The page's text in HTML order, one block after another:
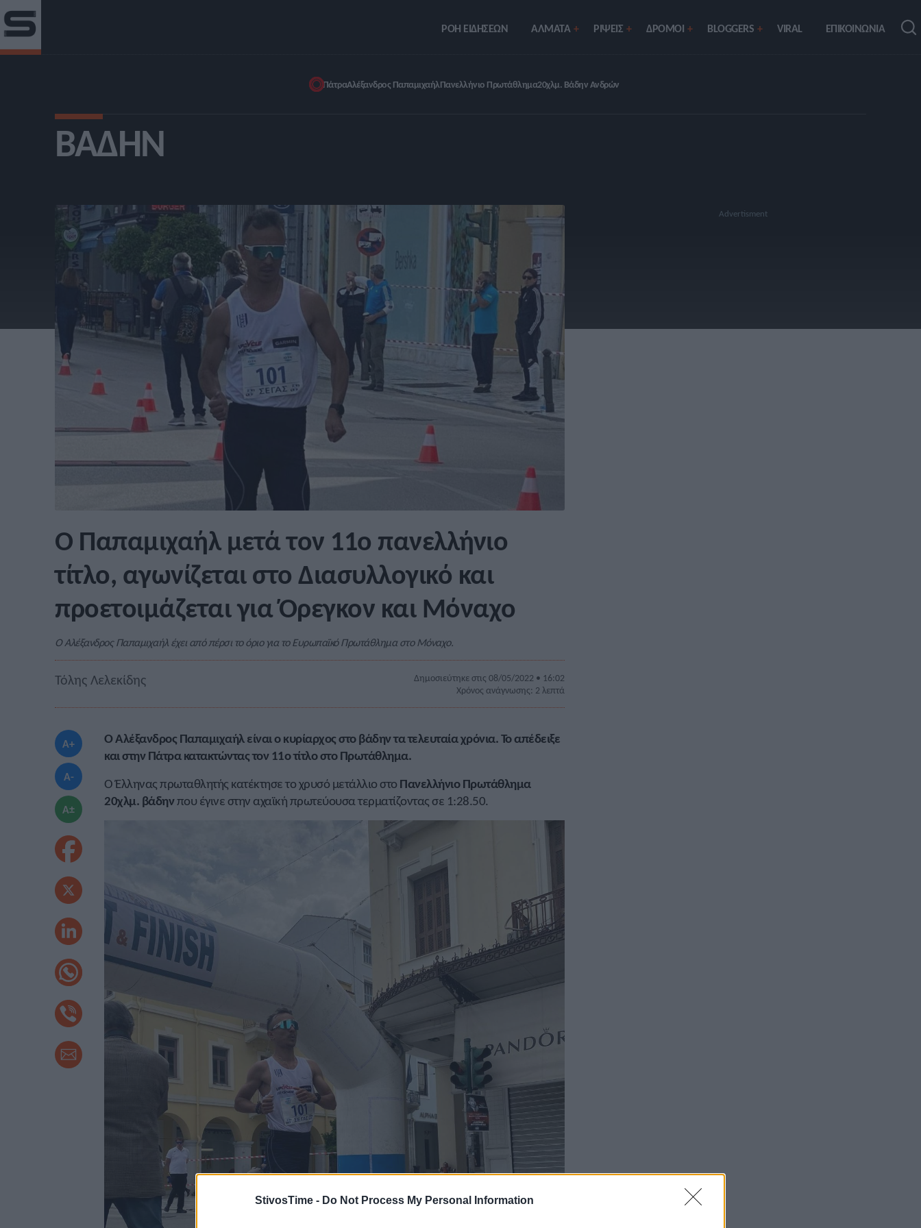
StivosTime - Do Not Process My Personal Information
ΡΟΗ ΕΙΔΗΣΕΩΝ ΑΛΜΑΤΑ ΡIΨΕΙΣ ΔΡΟΜΟΙ BLOGGERS VIRAL ΕΠΙΚΟΙΝΩΝΙΑ
ΠάτραΑλέξανδρος ΠαπαμιχαήλΠανελλήνιο Πρωτάθλημα20χλμ. Βάδην Ανδρών
ΒΆΔΗΝ
Ο Παπαμιχαήλ μετά τον 11ο πανελλήνιο
τίτλο, αγωνίζεται στο Διασυλλογικό και
προετοιμάζεται για Όρεγκον και Μόναχο
Ο Αλέξανδρος Παπαμιχαήλ έχει από πέρσι το όριο για το Ευρωπαϊκό Πρωτάθλημα στο Μόναχο.
Τόλης Λελεκίδης
Δημοσιεύτηκε στις 08/05/2022 • 16:02
Χρόνος ανάγνωσης: 2 λεπτά
A+
A-
A±
Ο Αλέξανδρος Παπαμιχαήλ είναι ο κυρίαρχος στο βάδην τα τελευταία χρόνια. Το απέδειξε
και στην Πάτρα κατακτώντας τον 11ο τίτλο στο Πρωτάθλημα.
Ο Έλληνας πρωταθλητής κατέκτησε το χρυσό μετάλλιο στο Πανελλήνιο Πρωτάθλημα
20χλμ. βάδηνπου έγινε στην αχαϊκή πρωτεύουσα τερματίζοντας σε 1:28.50.